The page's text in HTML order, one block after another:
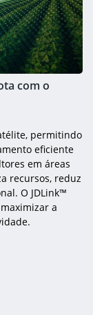
com o
permitindo
eficiente
em áreas
recursos, reduz
O JDLink™
a